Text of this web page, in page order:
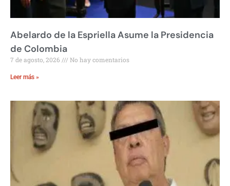
Abelardo de la Espriella Asume la Presidencia
de Colombia
7 de agosto, 2026 No hay comentarios
Leer más »